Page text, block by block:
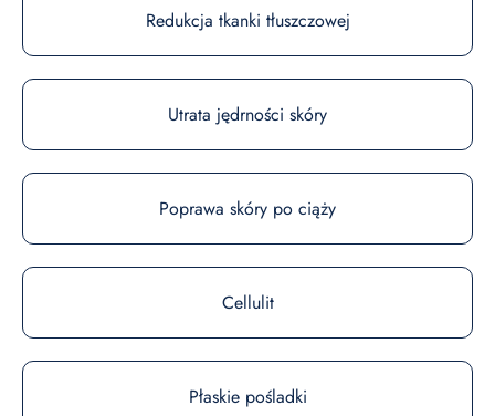
Redukcja tkanki tłuszczowej
Utrata jędrności skóry
Poprawa skóry po ciąży
Cellulit
Płaskie pośladki